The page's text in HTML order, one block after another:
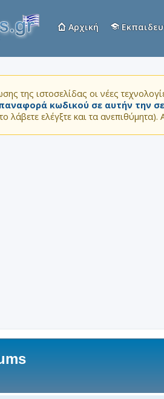
Αρχική
της ιστοσελίδας οι νέες
κωδικού σε αυτήν την
λάβετε ελέγξτε και τα ανεπιθύμητα).